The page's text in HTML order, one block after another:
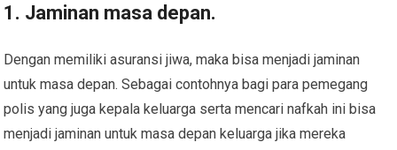
1. Jaminan masa depan.
Dengan memiliki asuransi jiwa, maka bisa menjadi jaminan
untuk masa depan. Sebagai contohnya bagi para pemegang
polis yang juga kepala keluarga serta mencari nafkah ini bisa
menjadi jaminan untuk masa depan keluarga jika mereka